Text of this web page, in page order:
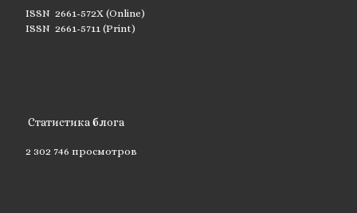
ISSN 2661-572X (Online)
ISSN 2661-5711 (Print)
Статистика блога
2 302 746 просмотров